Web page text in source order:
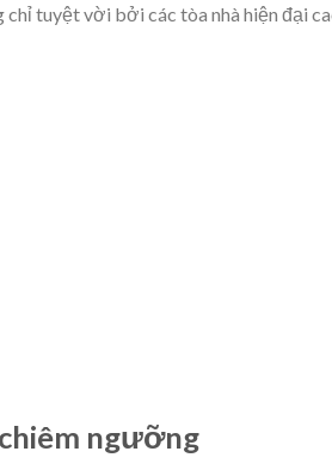
tuyệt vời bởi các tòa nhà hiện đại
ngưỡng